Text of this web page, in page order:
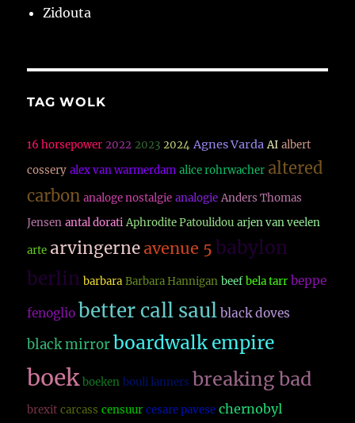
Zidouta
TAG WOLK
16 horsepower 2022 2023 2024 Agnes Varda AI albert
cossery alex van warmerdam alice rohrwacher altered
carbon analoge nostalgie analogie Anders Thomas
Jensen antal dorati Aphrodite Patoulidou arjen van veelen
arte arvingerne avenue 5 babylon
berlin barbara Barbara Hannigan beef bela tarr beppe
fenoglio better call saul black doves
black mirror boardwalk empire
boek boeken bouli lanners breaking bad
brexit carcass censuur cesare pavese chernobyl